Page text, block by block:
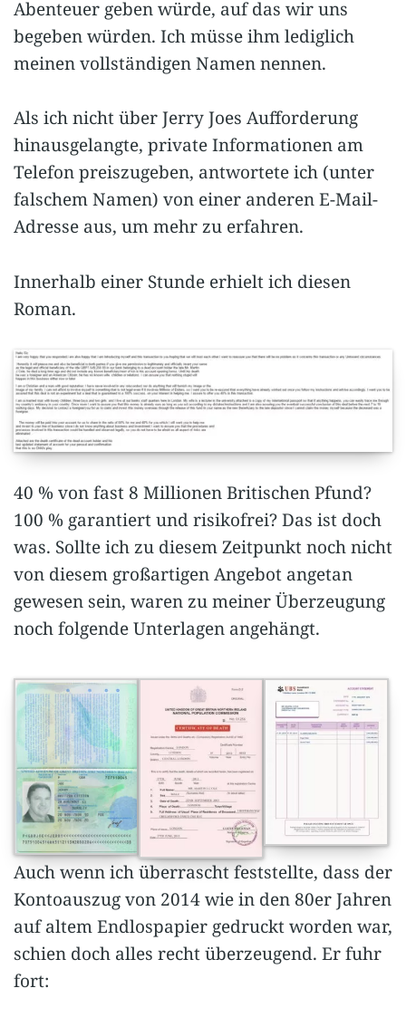
Abenteuer geben würde, auf das wir uns
begeben würden. Ich müsse ihm lediglich
meinen vollständigen Namen nennen.
Als ich nicht über Jerry Joes Aufforderung
hinausgelangte, private Informationen am
Telefon preiszugeben, antwortete ich (unter
falschem Namen) von einer anderen E-Mail-
Adresse aus, um mehr zu erfahren.
Innerhalb einer Stunde erhielt ich diesen
Roman.
40 % von fast 8 Millionen Britischen Pfund?
100 % garantiert und risikofrei? Das ist doch
was. Sollte ich zu diesem Zeitpunkt noch nicht
von diesem großartigen Angebot angetan
gewesen sein, waren zu meiner Überzeugung
noch folgende Unterlagen angehängt.
Auch wenn ich überrascht feststellte, dass der
Kontoauszug von 2014 wie in den 80er Jahren
auf altem Endlospapier gedruckt worden war,
schien doch alles recht überzeugend. Er fuhr
fort: